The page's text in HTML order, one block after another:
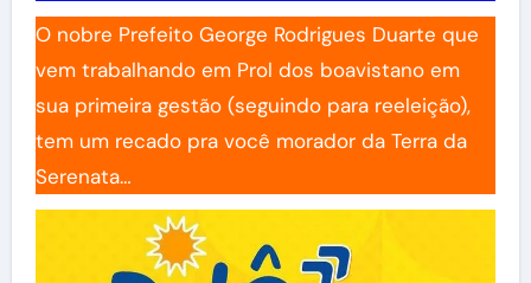
O nobre Prefeito George Rodrigues Duarte que
vem trabalhando em Prol dos boavistano em
sua primeira gestão (seguindo para reeleição),
tem um recado pra você morador da Terra da
Serenata…